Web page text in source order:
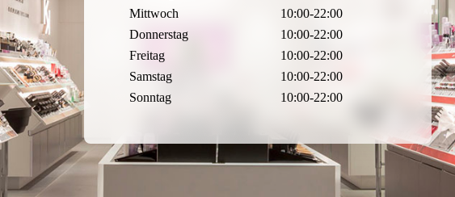
Mittwoch
10:00-22:00
Donnerstag
10:00-22:00
Freitag
10:00-22:00
Samstag
10:00-22:00
Sonntag
10:00-22:00